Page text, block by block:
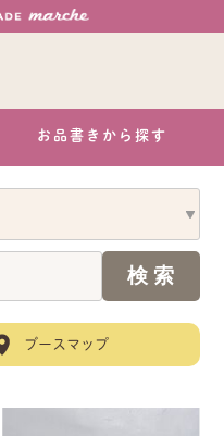
お品書きから探す
ブースマップ